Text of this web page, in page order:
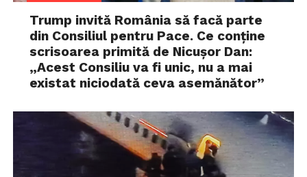
Trump invită România să facă parte
din Consiliul pentru Pace. Ce conține
scrisoarea primită de Nicușor Dan:
„Acest Consiliu va fi unic, nu a mai
existat niciodată ceva asemănător”